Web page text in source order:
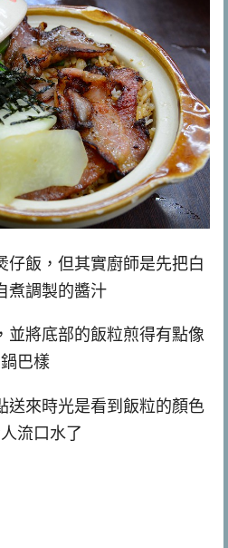
仔飯，但其實廚師是先把白
煮調製的醬汁
並將底部的飯粒煎得有點像
鍋巴樣
送來時光是看到飯粒的顏色
流口水了